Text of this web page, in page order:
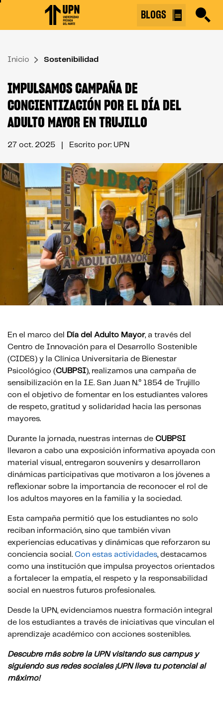
↷
BLOGS
Inicio Sostenibilidad
IMPULSAMOS CAMPAÑA DE
CONCIENTIZACIÓN POR EL DÍA DEL
ADULTO MAYOR EN TRUJILLO
27 oct. 2025 | Escrito por: UPN
En el marco del Día del Adulto Mayor, a través del
Centro de Innovación para el Desarrollo Sostenible
(CIDES) y la Clínica Universitaria de Bienestar
Psicológico (CUBPSI), realizamos una campaña de
sensibilización en la I.E. San Juan N.° 1854 de Trujillo
con el objetivo de fomentar en los estudiantes valores
de respeto, gratitud y solidaridad hacia las personas
mayores.
Durante la jornada, nuestras internas de CUBPSI
llevaron a cabo una exposición informativa apoyada con
material visual, entregaron souvenirs y desarrollaron
dinámicas participativas que motivaron a los jóvenes a
reflexionar sobre la importancia de reconocer el rol de
los adultos mayores en la familia y la sociedad.
Esta campaña permitió que los estudiantes no solo
reciban información, sino que también vivan
experiencias educativas y dinámicas que reforzaron su
conciencia social. Con estas actividades, destacamos
como una institución que impulsa proyectos orientados
a fortalecer la empatía, el respeto y la responsabilidad
social en nuestros futuros profesionales.
Desde la UPN, evidenciamos nuestra formación integral
de los estudiantes a través de iniciativas que vinculan el
aprendizaje académico con acciones sostenibles.
Descubre más sobre la UPN visitando sus campus y
siguiendo sus redes sociales ¡UPN lleva tu potencial al
máximo!